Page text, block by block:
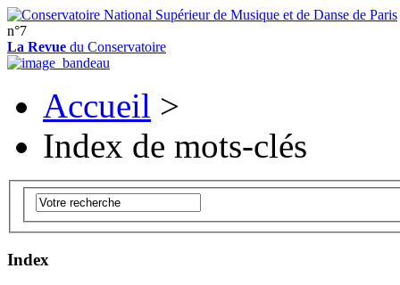
n°7
La Revue du Conservatoire
Accueil >
Index de mots-clés
Index